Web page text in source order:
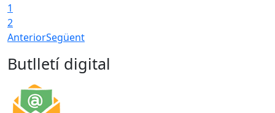
1
2
AnteriorSegüent
Butlletí digital